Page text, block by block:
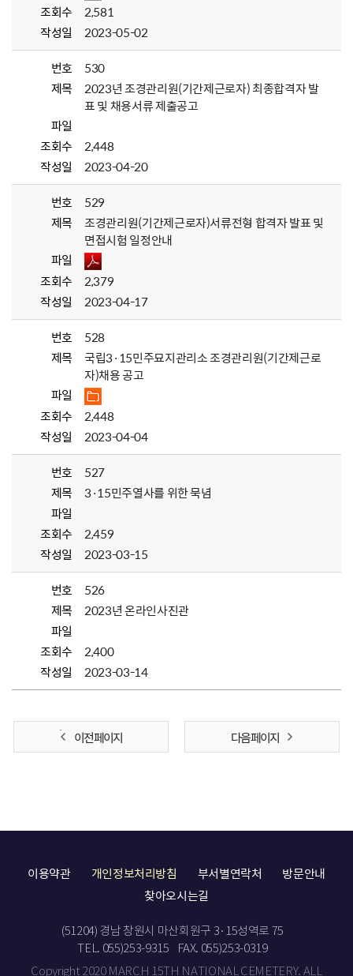
조회수
2,581
작성일
2023-05-02
번호
530
제목
2023년 조경관리원(기간제근로자) 최종합격자 발
표 및 채용서류 제출공고
파일
조회수
2,448
작성일
2023-04-20
번호
529
제목
조경관리원(기간제근로자)서류전형 합격자 발표 및
면접시험 일정안내
파일
조회수
2,379
작성일
2023-04-17
번호
528
제목
국립3·15민주묘지관리소 조경관리원(기간제근로
자)채용 공고
파일
조회수
2,448
작성일
2023-04-04
번호
527
제목
3·15민주열사를 위한 묵념
파일
조회수
2,459
작성일
2023-03-15
번호
526
제목
2023년 온라인사진관
파일
조회수
2,400
작성일
2023-03-14
이전 페이지 다음 페이지
이용약관 개인정보처리방침 부서별연락처
방문안내
찾아오시는길
(51204) 경남 창원시 마산회원구 3·15성역로 75
TEL. 055)253-9315
FAX. 055)253-0319
Copyright 2020 MARCH 15TH NATIONAL CEMETERY. ALL